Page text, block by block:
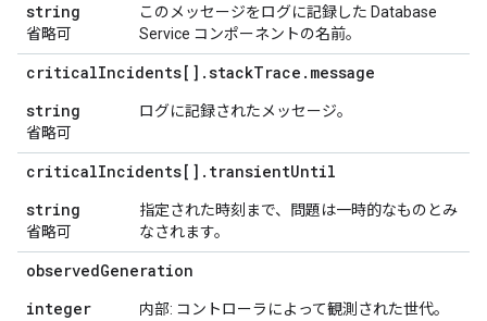
string
省略可
このメッセージをログに記録した Database
Service コンポーネントの名前。
criticalIncidents[] .stackTrace . message
string
省略可
ログに記録されたメッセージ。
criticalIncidents[] . transientUntil
string
省略可
指定された時刻まで、問題は一時的なものとみ
なされます。
observedGeneration
integer
内部: コントローラによって観測された世代。